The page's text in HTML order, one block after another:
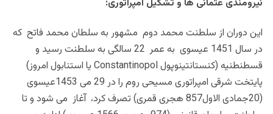
نیرومندی عثمانی ها و تشکیل امپراتوری:
این دوران از سلطنت محمد دوم مشهور به سلطان محمد فاتح که
در سال 1451 عیسوی به عمر 22 سالگی به سلطنت رسید و
قسطنطنیه (
کنستانتینوپول Constantinopol یا استنابول امروز)
پایتخت شرقی امپراتوری مسیحی روم
را در 29 می 1453عیسوی
(20جمادی الاول857 هجری قمری) تصرف کرد، آغاز می شود و تا